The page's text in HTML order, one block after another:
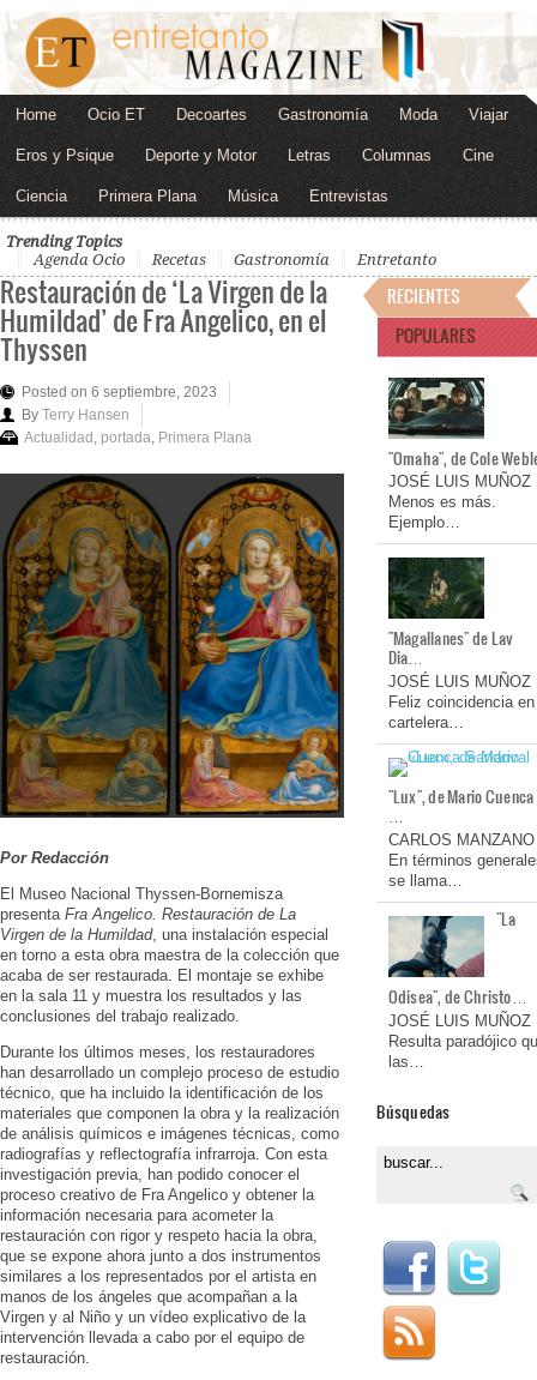
Home Ocio ET Decoartes Gastronomía Moda Viajar
Eros y Psique Deporte y Motor Letras Columnas Cine
Ciencia Primera Plana Música Entrevistas
Trending Topics
Agenda Ocio
Recetas Gastronomía Entretanto
Restauración de ‘La Virgen de la
Humildad’ de Fra Angelico, en el
Thyssen
Posted on 6 septiembre, 2023
By Terry Hansen
Actualidad portada Primera Plana
Por Redacción
El Museo Nacional Thyssen-Bornemisza
presenta Fra Angelico. Restauración de La
Virgen de la Humildad, una instalación especial
en torno a esta obra maestra de la colección que
acaba de ser restaurada. El montaje se exhibe
en la sala 11 y muestra los resultados y las
conclusiones del trabajo realizado.
Durante los últimos meses, los restauradores
han desarrollado un complejo proceso de estudio
técnico, que ha incluido la identificación de los
materiales que componen la obra y la realización
de análisis químicos e imágenes técnicas, como
radiografías y reflectografía infrarroja. Con esta
investigación previa, han podido conocer el
proceso creativo de Fra Angelico y obtener la
información necesaria para acometer la
restauración con rigor y respeto hacia la obra,
que se expone ahora junto a dos instrumentos
similares a los representados por el artista en
manos de los ángeles que acompañan a la
Virgen y al Niño y un vídeo explicativo de la
intervención llevada a cabo por el equipo de
restauración.
RECIENTES
POPULARES
"Omaha", de Cole
JOSÉ LUIS MUÑOZ
Menos es más.
Ejemplo…
"Magallanes" de Lav
Dia…
JOSÉ LUIS MUÑOZ
Feliz coincidencia en
cartelera…
"Lux", de Mario Cuenca
…
CARLOS MANZANO
En términos
se llama…
"La
Odisea", de Christo…
JOSÉ LUIS MUÑOZ
Resulta paradójico
las…
Búsquedas